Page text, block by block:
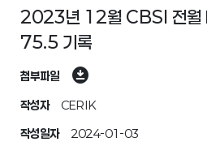
2023년 12월 CBSI 전월
75.5 기록
첨부파일 download_for_offline
작성자 CERIK
작성일자 2024-01-03